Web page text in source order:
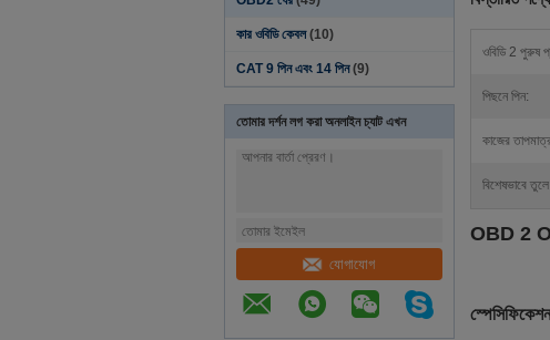
কার ওবিডি কেবল (10)
CAT 9 পিন এবং 14 পিন (9)
তোমার দর্শন লগ করা অনলাইন চ্যাট এখন
যোগাযোগ
ওবিডি 2 পুরুষ
পিছনে পিন:
কাজের
বিশেষভাবে তুলে
OBD 2
স্পেসিফিকেশন